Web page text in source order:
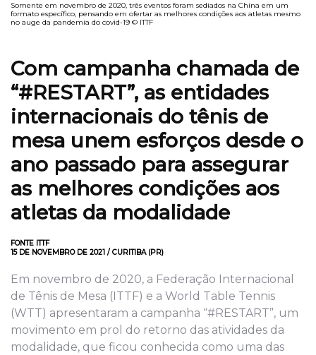
Somente em novembro de 2020, três eventos foram sediados na China em um
formato específico, pensando em ofertar as melhores condições aos atletas mesmo
no auge da pandemia do covid-19 © ITTF
Com campanha chamada de
“#RESTART”, as entidades
internacionais do tênis de
mesa unem esforços desde o
ano passado para assegurar
as melhores condições aos
atletas da modalidade
FONTE ITTF
15 DE NOVEMBRO DE 2021 / CURITIBA (PR)
Em novembro de 2020, a Federação Internacional
de Tênis de Mesa (ITTF) e a World Table Tennis
(WTT) apresentaram a campanha “#RESTART”, um
movimento em prol do retorno das atividades da
modalidade, que ficou conhecida como uma das